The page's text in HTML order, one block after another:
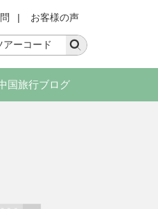
| お客様の声
国旅行ブログ